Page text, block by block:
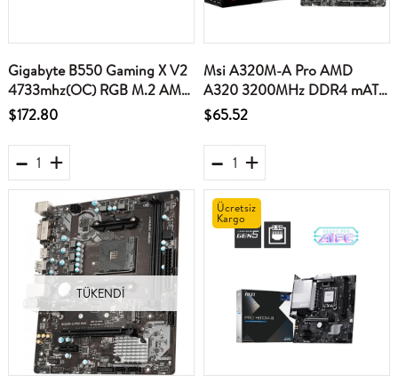
Gigabyte B550 Gaming X V2
4733mhz(OC) RGB M.2 AM4
ATX Anakart
$172.80
Msi A320M-A Pro AMD
A320 3200MHz DDR4 mATX
Anakart
$65.52
TÜKENDI
Ücretsiz
Kargo